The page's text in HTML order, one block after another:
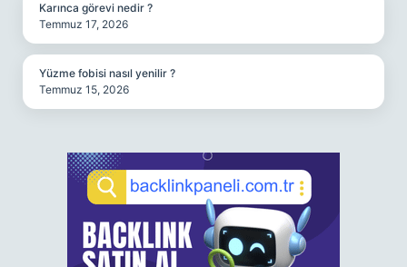
Karınca görevi nedir ?
Temmuz 17, 2026
Yüzme fobisi nasıl yenilir ?
Temmuz 15, 2026